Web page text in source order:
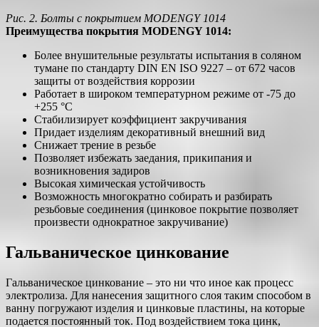
Рис. 2. Болты с покрытием MODENGY 1014
Преимущества покрытия MODENGY 1014:
Более внушительные результаты испытания в соляном
тумане по стандарту DIN EN ISO 9227 – от 672 часов
защиты от воздействия коррозии
Работает в широком температурном режиме от -75 до
+255 °С
Стабилизирует коэффициент закручивания
Придает изделиям декоративный внешний вид
Снижает трение в резьбе
Позволяет избежать заедания, прикипания и
возникновения задиров
Высокая химическая устойчивость
Возможность многократно собирать и разбирать
резьбовые соединения (цинковое покрытие позволяет
произвести однократное закручивание)
Гальваническое цинкование
Гальваническое цинкование – это ни что иное как процесс
электролиза. Для нанесения защитного слоя таким способом в
ванну погружают изделия и цинковые пластины, на которые
подается постоянный ток. Под воздействием тока цинк,